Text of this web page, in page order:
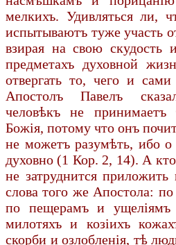
мелкихъ. Удивляться ли,
испытываютъ туже участь
взирая на свою скудость
предметахъ духовной
отвергать то, чего и
Апостолъ Павелъ
человѣкъ не
Божія, потому что онъ
не можетъ разумѣть, ибо о
духовно (1 Кор. 2, 14). А
не затруднится
слова того же Апостола:
по пещерамъ и ущеліямъ
милотяхъ и козіихъ
скорби и озлобленія, тѣ